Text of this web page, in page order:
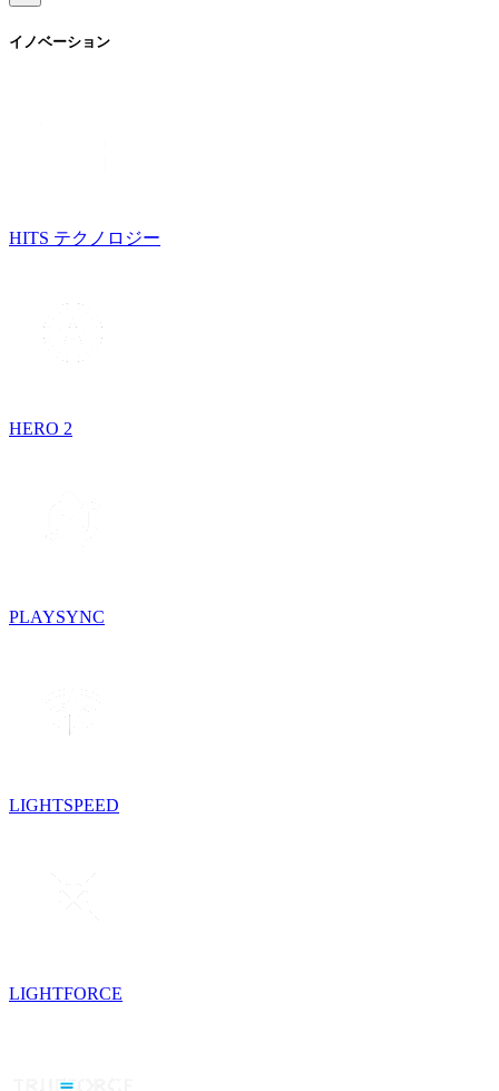
イノベーション
HITS テクノロジー
HERO 2
PLAYSYNC
LIGHTSPEED
LIGHTFORCE